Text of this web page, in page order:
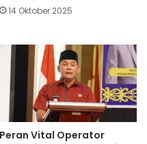
14 Oktober 2025
Peran Vital Operator